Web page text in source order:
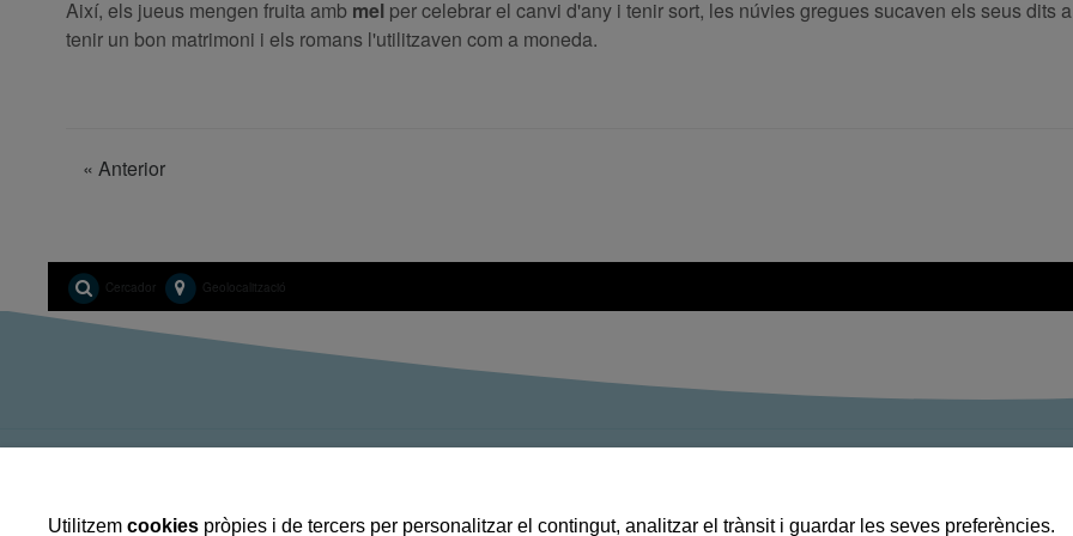
Així, els jueus mengen fruita amb mel per celebrar el canvi d'any i tenir sort, les núvies gregues sucaven els seus dits
tenir un bon matrimoni i els romans l'utilitzaven com a moneda.
«Anterior
Cercador Geolocalització
Utilitzemcookies pròpies i de tercers per personalitzar el contingut, analitzar el trànsit i guardar les seves preferències.